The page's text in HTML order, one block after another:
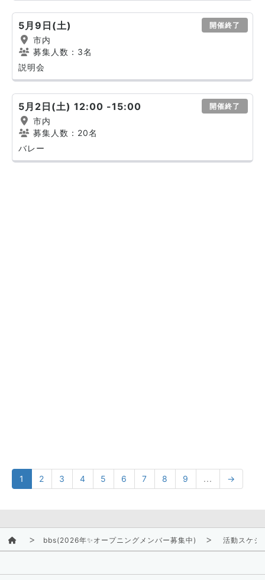
5月9日(土) 開催終了
市内
募集人数：3名
説明会
5月2日(土) 12:00 -15:00 開催終了
市内
募集人数：20名
バレー
1 2 3 4 5 6 7 8 9 ... →
bbs(2026年✨オープニングメンバー募集中) 活動スケジ